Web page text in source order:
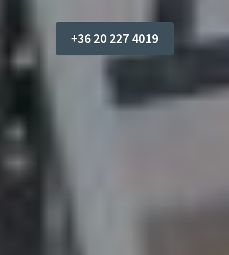
+36 20 227 4019